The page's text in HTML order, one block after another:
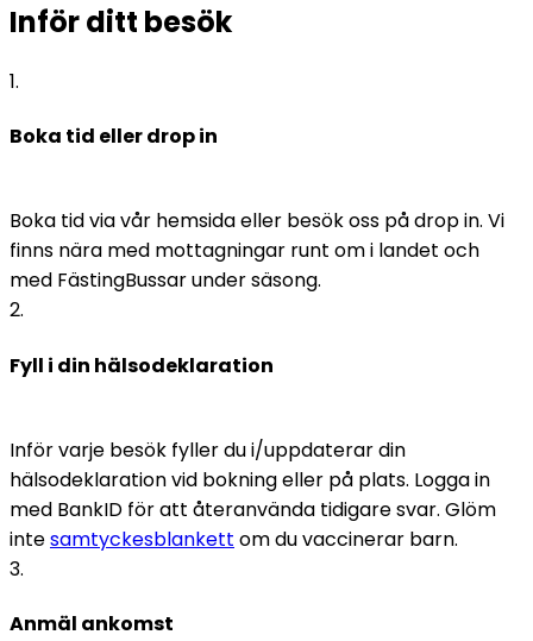
Inför ditt besök
1.
Boka tid eller drop in
Boka tid via vår hemsida eller besök oss på drop in. Vi
finns nära med mottagningar runt om i landet och
med FästingBussar under säsong.
2.
Fyll i din hälsodeklaration
Inför varje besök fyller du i/uppdaterar din
hälsodeklaration vid bokning eller på plats. Logga in
med BankID för att återanvända tidigare svar. Glöm
inte samtyckesblankett om du vaccinerar barn.
3.
Anmäl ankomst